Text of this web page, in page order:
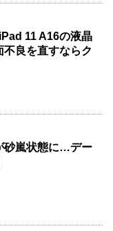
11 A16の液晶
良を直すならク
砂嵐状態に…デー